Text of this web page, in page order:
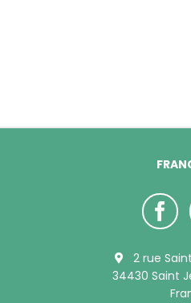
2 rue
34430 Saint